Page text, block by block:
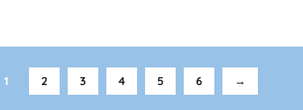
1 2 3 4 5 6 →